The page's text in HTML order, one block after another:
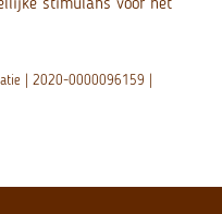
| 2020-0000096159 |